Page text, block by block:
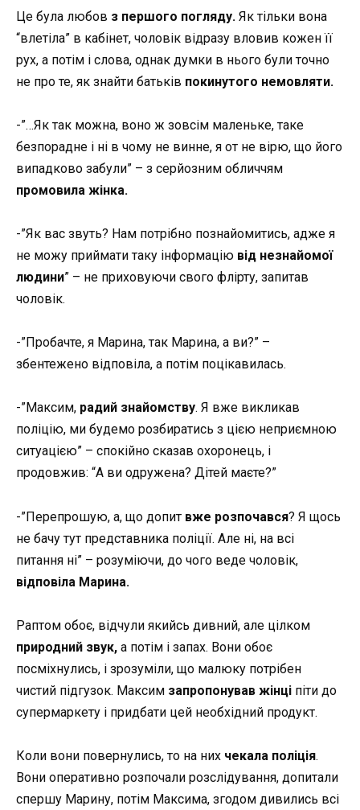
Це була любов з першого погляду. Як тільки вона
“влетіла” в кабінет, чоловік відразу вловив кожен її
рух, а потім і слова, однак думки в нього були точно
не про те, як знайти батьків покинутого немовляти.
-”…Як так можна, воно ж зовсім маленьке, таке
безпорадне і ні в чому не винне, я от не вірю, що його
випадково забули” – з серйозним обличчям
промовила жінка.
-”Як вас звуть? Нам потрібно познайомитись, адже я
не можу приймати таку інформацію від незнайомої
людини” – не приховуючи свого флірту, запитав
чоловік.
-”Пробачте, я Марина, так Марина, а ви?” –
збентежено відповіла, а потім поцікавилась.
-”Максим, радий знайомству. Я вже викликав
поліцію, ми будемо розбиратись з цією неприємною
ситуацією” – спокійно сказав охоронець, і
продовжив: “А ви одружена? Дітей маєте?”
-”Перепрошую, а, що допит вже розпочався? Я щось
не бачу тут представника поліції. Але ні, на всі
питання ні” – розуміючи, до чого веде чоловік,
відповіла Марина.
Раптом обоє, відчули якийсь дивний, але цілком
природний звук, а потім і запах. Вони обоє
посміхнулись, і зрозуміли, що малюку потрібен
чистий підгузок. Максим запропонував жінці піти до
супермаркету і придбати цей необхідний продукт.
Коли вони повернулись, то на них чекала поліція.
Вони оперативно розпочали розслідування, допитали
спершу Марину, потім Максима, згодом дивились всі